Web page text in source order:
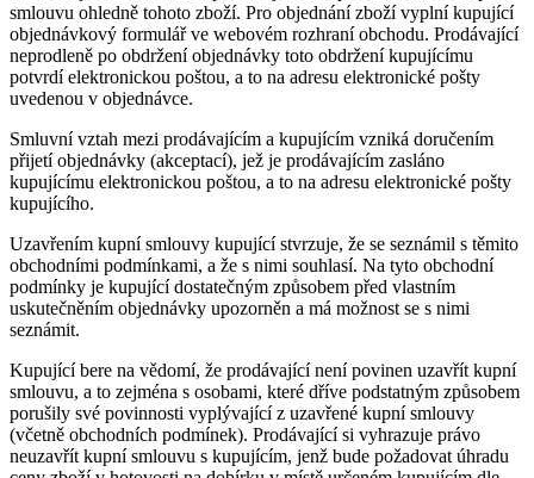
smlouvu ohledně tohoto zboží. Pro objednání zboží vyplní kupující
objednávkový formulář ve webovém rozhraní obchodu. Prodávající
neprodleně po obdržení objednávky toto obdržení kupujícímu
potvrdí elektronickou poštou, a to na adresu elektronické pošty
uvedenou v objednávce.
Smluvní vztah mezi prodávajícím a kupujícím vzniká doručením
přijetí objednávky (akceptací), jež je prodávajícím zasláno
kupujícímu elektronickou poštou, a to na adresu elektronické pošty
kupujícího.
Uzavřením kupní smlouvy kupující stvrzuje, že se seznámil s těmito
obchodními podmínkami, a že s nimi souhlasí. Na tyto obchodní
podmínky je kupující dostatečným způsobem před vlastním
uskutečněním objednávky upozorněn a má možnost se s nimi
seznámit.
Kupující bere na vědomí, že prodávající není povinen uzavřít kupní
smlouvu, a to zejména s osobami, které dříve podstatným způsobem
porušily své povinnosti vyplývající z uzavřené kupní smlouvy
(včetně obchodních podmínek). Prodávající si vyhrazuje právo
neuzavřít kupní smlouvu s kupujícím, jenž bude požadovat úhradu